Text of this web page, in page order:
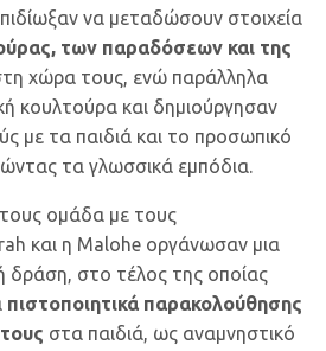
να μεταδώσουν στοιχεία
των παραδόσεων και της
χώρα τους, ενώ παράλληλα
κουλτούρα και δημιούργησαν
με τα παιδιά και το προσωπικό
τα γλωσσικά εμπόδια.
ομάδα με τους
και η Malohe οργάνωσαν μια
δράση, στο τέλος της οποίας
πιστοποιητικά παρακολούθησης
στα παιδιά, ως αναμνηστικό